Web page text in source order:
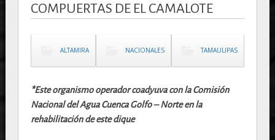
COMPUERTAS DE EL CAMALOTE
ALTAMIRA NACIONALES TAMAULIPAS
*Este organismo operador coadyuva con la Comisión
Nacional del Agua Cuenca Golfo – Norte en la
rehabilitación de este dique